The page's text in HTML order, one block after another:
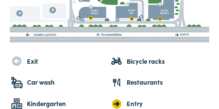
Exit Bicycle racks
Car wash Restaurants
Kindergarten Entry